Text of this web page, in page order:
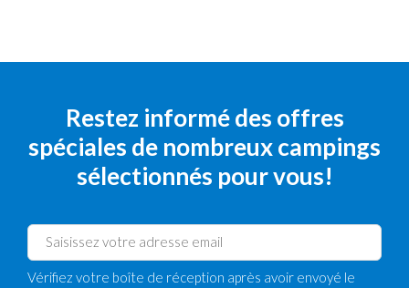
Restez informé des offres
spéciales de nombreux campings
sélectionnés pour vous!
Vérifiez votre boîte de réception après avoir envoyé le